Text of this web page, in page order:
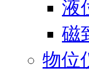
液
磁
物位